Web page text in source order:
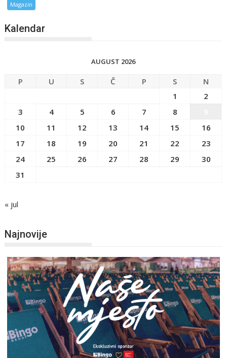
Magazin
Kalendar
AUGUST 2026
P U S Č P S
N
1
2
3
4 5 6 7 8
10
11 12 13 14 15
16
17
18 19 20 21 22
23
24
25 26 27 28 29
30
31
« jul
Najnovije